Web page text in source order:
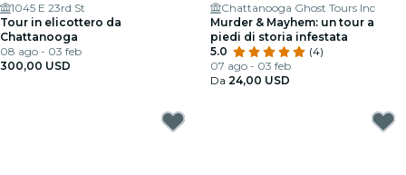
1045 E 23rd St
Tour in elicottero da
Chattanooga
08 ago - 03 feb
300,00 USD
Chattanooga Ghost Tours Inc
Murder & Mayhem: un tour a
piedi di storia infestata
5.0
(4)
07 ago - 03 feb
Da 24,00 USD